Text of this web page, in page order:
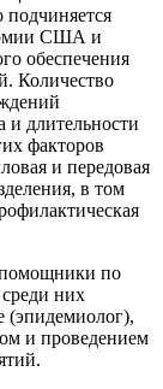
США и
обеспечения
Количество
и длительности
факторов
и передовая
в том
помощники по
них
(эпидемиолог),
и проведением